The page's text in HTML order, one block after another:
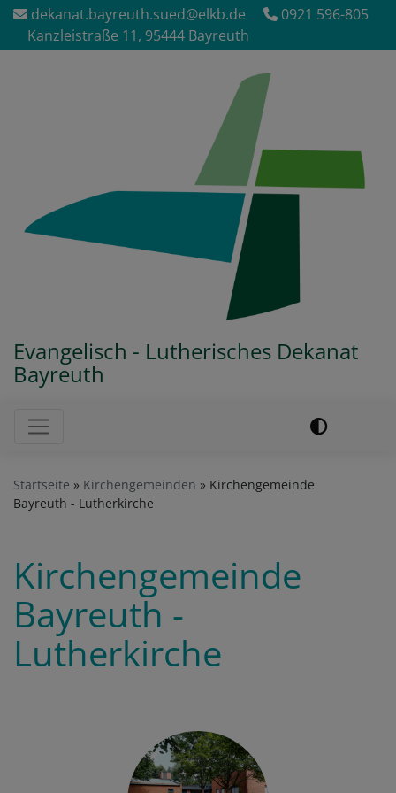
Direkt
zum
Inhalt
dekanat.bayreuth.sued@elkb.de
0921 596-805
Kanzleistraße 11, 95444 Bayreuth
Evangelisch - Lutherisches Dekanat
Bayreuth
Hauptnavigation
Startseite Kirchengemeinden
Kirchengemeinde
Bayreuth - Lutherkirche
Kirchengemeinde
Bayreuth -
Lutherkirche